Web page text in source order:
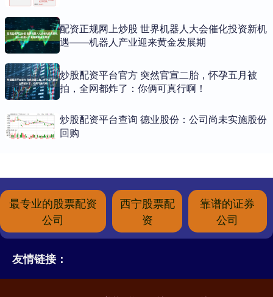
配资正规网上炒股 世界机器人大会催化投资新机
遇——机器人产业迎来黄金发展期
炒股配资平台官方 突然官宣二胎，怀孕五月被
拍，全网都炸了：你俩可真行啊！
炒股配资平台查询 德业股份：公司尚未实施股份
回购
最专业的股票配资
公司
西宁股票配
资
靠谱的证券
公司
友情链接：